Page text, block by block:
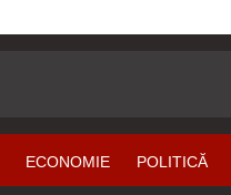
ECONOMIE POLITICĂ